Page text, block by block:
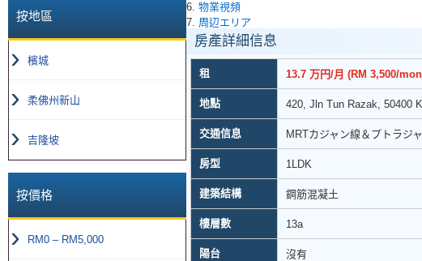
按地區
檳城
柔佛州新山
吉隆坡
按價格
RM0 – RM5,000
6. 物業視頻
7. 周辺エリア
房產詳細信息
租 13.7 万円/月 (RM 3,500/
地點 420, Jln Tun Razak, 50400
交通信息 MRTカジャン線＆プトラジ
房型 1LDK
建築結構 鋼筋混凝土
樓層數 13a
陽台 沒有